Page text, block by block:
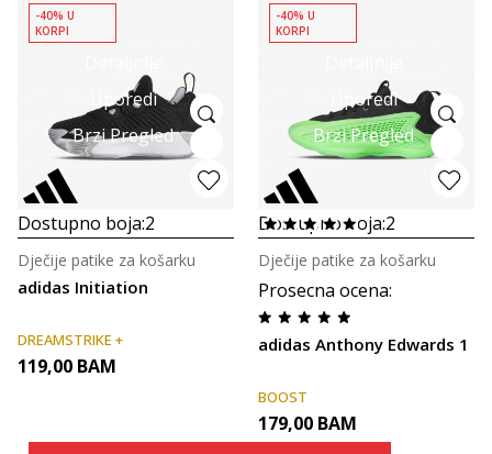
Uporedi
Brzi Pregled
-40% U
KORPI
Dostupno boja:2
adidas Initiation
Dječije patike za košarku
DREAMSTRIKE +
119,00 BAM
Uporedi
Brzi Pregled
-40% U
KORPI
Dostupno boja:2
Prosecna ocena:
adidas Anthony Edwards 1
Dječije patike za košarku
BOOST
179,00 BAM